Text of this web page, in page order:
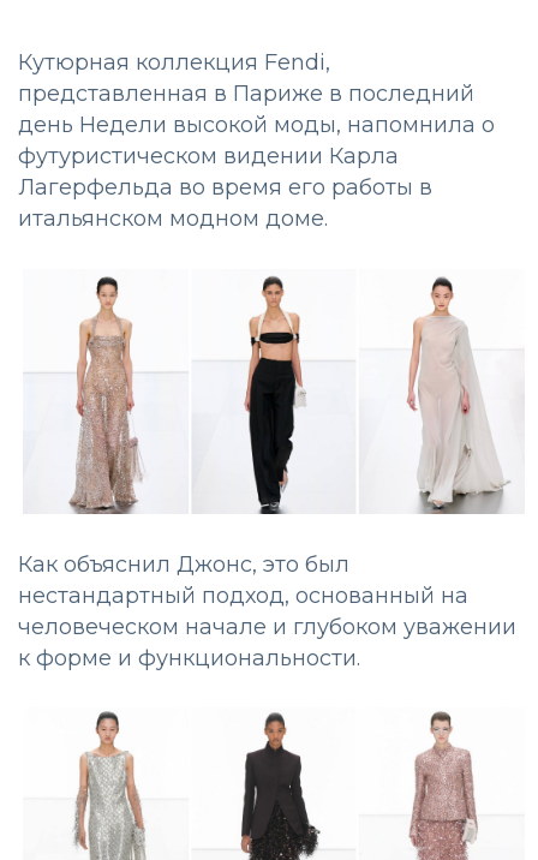
Кутюрная коллекция Fendi,
представленная в Париже в последний
день Недели высокой моды, напомнила о
футуристическом видении Карла
Лагерфельда во время его работы в
итальянском модном доме.
Как объяснил Джонс, это был
нестандартный подход, основанный на
человеческом начале и глубоком уважении
к форме и функциональности.